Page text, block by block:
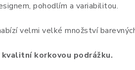
pohodlím a variabilitou.
velmi velké množství
korkovou podrážku.